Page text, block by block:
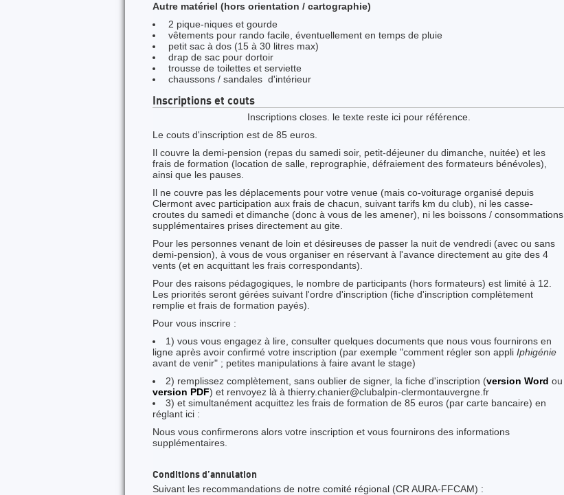
Autre matériel (hors orientation / cartographie)
2 pique-niques et gourde
vêtements pour rando facile, éventuellement en temps de pluie
petit sac à dos (15 à 30 litres max)
drap de sac pour dortoir
trousse de toilettes et serviette
chaussons / sandales d'intérieur
Inscriptions et couts
Inscriptions closes. le texte reste ici pour référence.
Le couts d'inscription est de 85 euros.
Il couvre la demi-pension (repas du samedi soir, petit-déjeuner du dimanche, nuitée) et les
frais de formation (location de salle, reprographie, défraiement des formateurs bénévoles),
ainsi que les pauses.
Il ne couvre pas les déplacements pour votre venue (mais co-voiturage organisé depuis
Clermont avec participation aux frais de chacun, suivant tarifs km du club), ni les casse-
croutes du samedi et dimanche (donc à vous de les amener), ni les boissons / consommations
supplémentaires prises directement au gite.
Pour les personnes venant de loin et désireuses de passer la nuit de vendredi (avec ou sans
demi-pension), à vous de vous organiser en réservant à l'avance directement au gite des 4
vents (et en acquittant les frais correspondants).
Pour des raisons pédagogiques, le nombre de participants (hors formateurs) est limité à 12.
Les priorités seront gérées suivant l'ordre d'inscription (fiche d'inscription complètement
remplie et frais de formation payés).
Pour vous inscrire :
1) vous vous engagez à lire, consulter quelques documents que nous vous fournirons en
ligne après avoir confirmé votre inscription (par exemple "comment régler son appli Iphigénie
avant de venir" ; petites manipulations à faire avant le stage)
2) remplissez complètement, sans oublier de signer, la fiche d'inscription (version Word ou
version PDF) et renvoyez là à thierry.chanier@clubalpin-clermontauvergne.fr
3) et simultanément acquittez les frais de formation de 85 euros (par carte bancaire) en
réglant ici :
Nous vous confirmerons alors votre inscription et vous fournirons des informations
supplémentaires.
Conditions d’annulation
Suivant les recommandations de notre comité régional (CR AURA-FFCAM) :